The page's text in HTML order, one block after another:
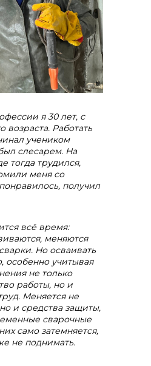
я 30 лет, с
возраста. Работать
учеником
слесарем. На
тогда трудился,
меня со
получил
всё время:
меняются
Но осваивать
особенно учитывая
не только
работы, но и
Меняется не
и средства защиты,
сварочные
само затемняется,
не поднимать.